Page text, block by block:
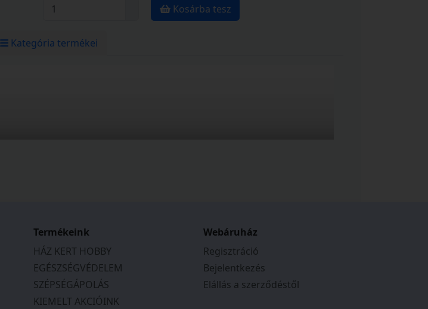
Kosárba tesz
Kategória termékei
Termékeink
HÁZ KERT HOBBY
EGÉSZSÉGVÉDELEM
SZÉPSÉGÁPOLÁS
KIEMELT AKCIÓINK
Webáruház
Regisztráció
Bejelentkezés
Elállás a szerződéstől